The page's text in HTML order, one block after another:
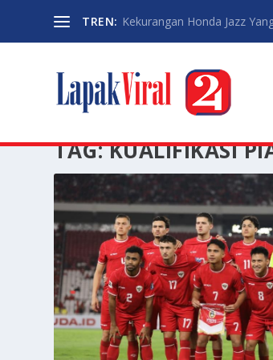
TREN: Kekurangan Honda Jazz
TAG:KUALIFIKASI